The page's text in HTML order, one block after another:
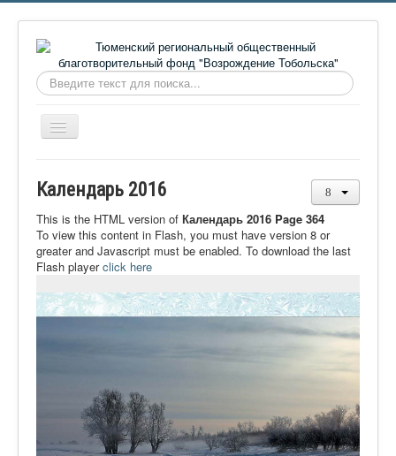
Искать...
Включить/
выключить
О фонде
Онлайн библиотека
Видеоматериалы
Контакты
Сайт проекта Достоевский
Календарь 2016
This is the HTML version of Календарь 2016 Page 364
To view this content in Flash, you must have version 8 or
greater and Javascript must be enabled. To download the last
Flash playerclick here